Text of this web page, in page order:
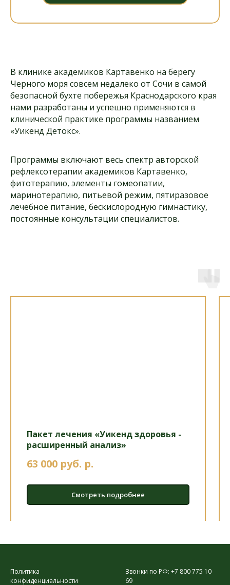
В клинике академиков Картавенко на берегу
Черного моря совсем недалеко от Сочи в самой
безопасной бухте побережья Краснодарского края
нами разработаны и успешно применяются в
клинической практике программы названием
«Уикенд Детокс».
Программы включают весь спектр авторской
рефлексотерапии академиков Картавенко,
фитотерапию, элементы гомеопатии,
маринотерапию, питьевой режим, пятиразовое
лечебное питание, бескислородную гимнастику,
постоянные консультации специалистов.
Пакет лечения «Уикенд здоровья -
расширенный анализ»
63 000 руб. р.
Смотреть подробнее
Политика
конфиденциальности
Звонки по РФ: +7 800 775 10
69